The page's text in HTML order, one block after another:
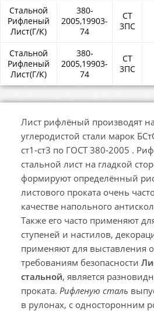
Стальной
Рифленый
Лист(Г/К)
380-
2005,19903-
74
СТ
3ПС
Стальной
Рифленый
Лист(Г/К)
380-
2005,19903-
74
СТ
3ПС
Лист рифлёный производят
углеродистой стали марок
ст1-ст3 по ГОСТ 380-2005 .
стальной лист на гладкой
формируют определённый
листового проката очень
качестве напольного
Также его часто применяют
ступеней и настилов,
применяют для выставления
требованиям безопасности
стальной, является
проката. Рифленую сталь
в рулонах, с односторонним